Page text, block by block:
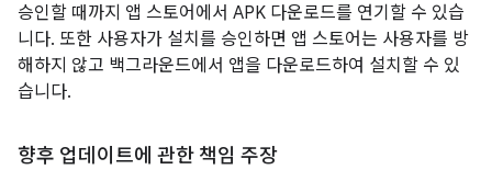
승인할 때까지 앱 스토어에서 APK 다운로드를 연기할 수 있습
니다. 또한 사용자가 설치를 승인하면 앱 스토어는 사용자를 방
해하지 않고 백그라운드에서 앱을 다운로드하여 설치할 수 있
습니다.
향후 업데이트에 관한 책임 주장